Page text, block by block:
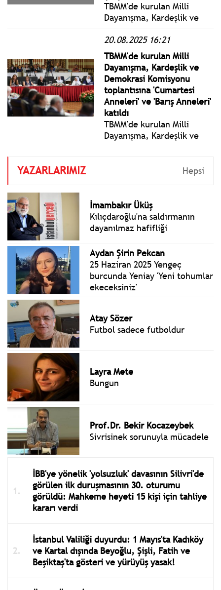
TBMM'de kurulan Milli
Dayanışma, Kardeşlik ve
toplantısını 27 Ağustos
Çarşamba günü, 7'nci
toplantısını ise 28 Ağustos
Perşembe günü yapacak.
20.08.2025 16:21
TBMM'de kurulan Milli
Dayanışma, Kardeşlik ve
Demokrasi Komisyonu
toplantısına 'Cumartesi
Anneleri' ve 'Barış Anneleri'
katıldı
TBMM'de kurulan Milli
Dayanışma, Kardeşlik ve
Kurtulmuş başkanlığında
"Cumartesi Anneleri" ve
"Barış Anneleri" hazır
bulundu.
YAZARLARIMIZ Hepsi
İmambakır Üküş
Kılıçdaroğlu'na saldırmanın
dayanılmaz hafifliği
Aydan Şirin Pekcan
25 Haziran 2025 Yengeç
burcunda Yeniay 'Yeni tohumlar
ekeceksiniz'
Atay Sözer
Futbol sadece futboldur
Layra Mete
Bungun
Prof.Dr. Bekir Kocazeybek
Sivrisinek sorunuyla mücadele
İBB'ye yönelik 'yolsuzluk' davasının Silivri'de
görülen ilk duruşmasının 30. oturumu
görüldü: Mahkeme heyeti 15 kişi için tahliye
kararı verdi
İstanbul Valiliği duyurdu: 1 Mayıs'ta Kadıköy
ve Kartal dışında Beyoğlu, Şişli, Fatih ve
Beşiktaş'ta gösteri ve yürüyüş yasak!